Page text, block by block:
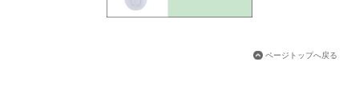
ページトップへ戻る